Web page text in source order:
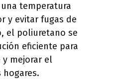
temperatura
y evitar fugas de
el poliuretano se
eficiente para
y mejorar el